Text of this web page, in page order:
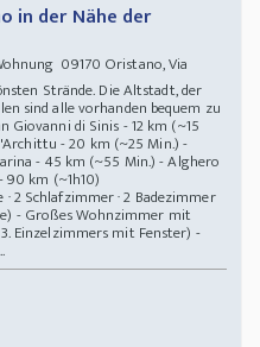
in der Nähe der
09170 Oristano, Via
Strände. Die Altstadt, der
sind alle vorhanden bequem zu
di Sinis - 12 km (~15
- 20 km (~25 Min.) -
- 45 km (~55 Min.) - Alghero
km (~1h10)
2 Schlafzimmer · 2 Badezimmer
- Großes Wohnzimmer mit
Einzelzimmers mit Fenster) -